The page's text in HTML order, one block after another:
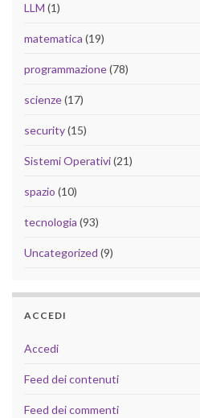
LLM (1)
matematica (19)
programmazione(78)
scienze(17)
security(15)
Sistemi Operativi(21)
spazio (10)
tecnologia (93)
Uncategorized (9)
ACCEDI
Accedi
Feed dei contenuti
Feed dei commenti